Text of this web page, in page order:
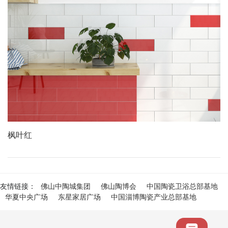
枫叶红
友情链接： 佛山中陶城集团 佛山陶博会
中国陶瓷卫浴总部基地
华夏中央广场
东星家居广场 中国淄博陶瓷产业总部基地